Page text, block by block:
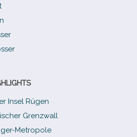
Insel Rügen
Grenzwall
Metropole